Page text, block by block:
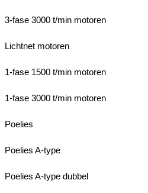
3-fase 3000 t/min motoren
Lichtnet motoren
1-fase 1500 t/min motoren
1-fase 3000 t/min motoren
Poelies
Poelies A-type
Poelies A-type dubbel